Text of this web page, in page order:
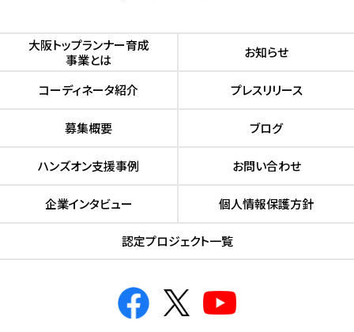
⼤阪トップランナー育成
事業とは
お知らせ
コーディネータ紹介 プレスリリース
募集概要 ブログ
ハンズオン⽀援事例 お問い合わせ
企業インタビュー 個人情報保護方針
認定プロジェクト⼀覧